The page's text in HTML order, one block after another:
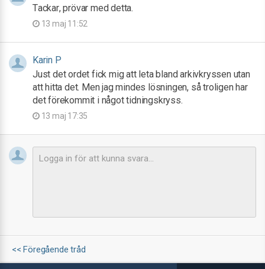
Tackar, prövar med detta.
13 maj 11:52
Karin P
Just det ordet fick mig att leta bland arkivkryssen utan
att hitta det. Men jag mindes lösningen, så troligen har
det förekommit i något tidningskryss.
13 maj 17:35
<< Föregående tråd